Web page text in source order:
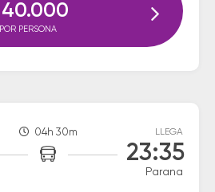
40.000
POR PERSONA
04h 30m LLEGA
23:35
Parana